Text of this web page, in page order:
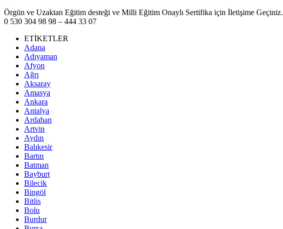
Örgün ve Uzaktan Eğitim desteği ve Milli Eğitim Onaylı Sertifika için İletişime Geçiniz.
0 530 304 98 98 – 444 33 07
ETİKETLER
Adana
Adıyaman
Afyon
Ağrı
Aksaray
Amasya
Ankara
Antalya
Ardahan
Artvin
Aydın
Balıkesir
Bartın
Batman
Bayburt
Bilecik
Bingöl
Bitlis
Bolu
Burdur